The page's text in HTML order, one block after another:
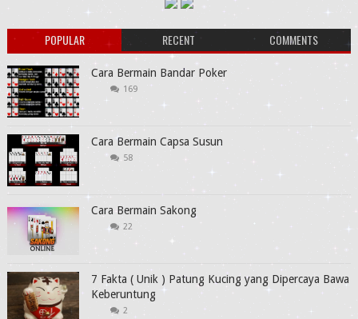
POPULAR RECENT COMMENTS
Cara Bermain Bandar Poker
169
Cara Bermain Capsa Susun
58
Cara Bermain Sakong
22
7 Fakta ( Unik ) Patung Kucing yang Dipercaya Bawa
Keberuntung
2